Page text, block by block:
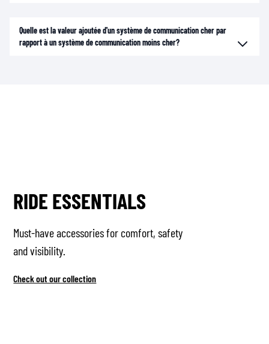
Quelle est la valeur ajoutée d'un système de communication cher par
rapport à un système de communication moins cher?
RIDE ESSENTIALS
Must-have accessories for comfort, safety
and visibility.
Check out our collection